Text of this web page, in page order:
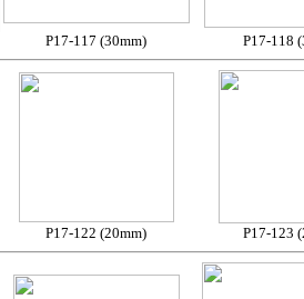
P17-117 (30mm) P17-118
P17-122 (20mm) P17-123